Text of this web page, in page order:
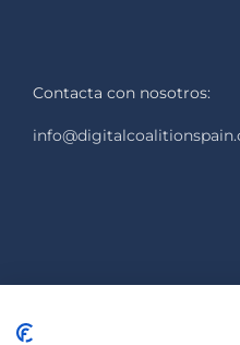
Contacta con nosotros: